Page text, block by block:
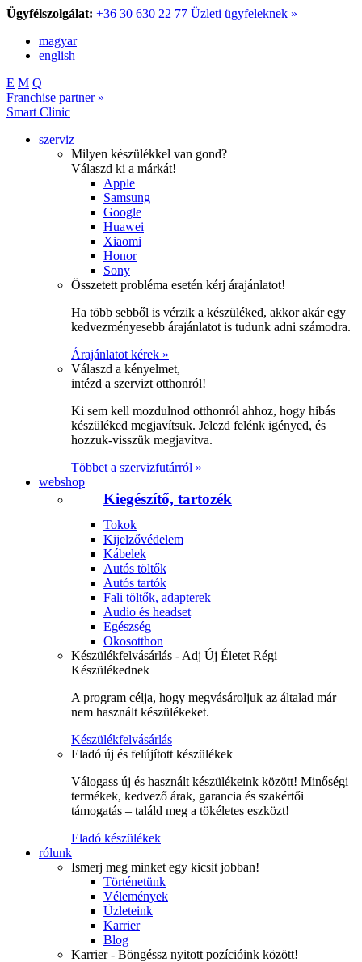
Ügyfélszolgálat: +36 30 630 22 77 Üzleti ügyfeleknek »
magyar
english
E M Q
Franchise partner »
Smart Clinic
szerviz
Milyen készülékkel van gond?
Válaszd ki a márkát!
Apple
Samsung
Google
Huawei
Xiaomi
Honor
Sony
Összetett probléma esetén kérj árajánlatot!
Ha több sebből is vérzik a készüléked, akkor akár egy
kedvezményesebb árajánlatot is tudunk adni számodra.
Árajánlatot kérek »
Válaszd a kényelmet,
intézd a szervizt otthonról!
Ki sem kell mozdulnod otthonról ahhoz, hogy hibás
készüléked megjavítsuk. Jelezd felénk igényed, és
hozzuk-visszük megjavítva.
Többet a szervizfutárról »
webshop
Kiegészítő, tartozék
Tokok
Kijelzővédelem
Kábelek
Autós töltők
Autós tartók
Fali töltők, adapterek
Audio és headset
Egészség
Okosotthon
Készülékfelvásárlás - Adj Új Életet Régi
Készülékednek
A program célja, hogy megvásároljuk az általad már
nem használt készülékeket.
Készülékfelvásárlás
Eladó új és felújított készülékek
Válogass új és használt készülékeink között! Minőségi
termékek, kedvező árak, garancia és szakértői
támogatás – találd meg a tökéletes eszközt!
Eladó készülékek
rólunk
Ismerj meg minket egy kicsit jobban!
Történetünk
Vélemények
Üzleteink
Karrier
Blog
Karrier - Böngéssz nyitott pozícióink között!